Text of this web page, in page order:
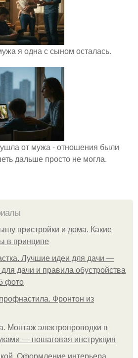
я одна с сыном осталась.
от мужа - отношения были
дальше просто не могла.
пристройки и дома. Какие
в принципе
Лучшие идеи для дачи —
дачи и правила обустройства
фото
Фронтон из
Монтаж электропроводки в
— пошаговая инструкция
Оформление интерьера